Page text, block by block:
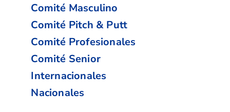
Comité Masculino
Comité Pitch & Putt
Comité Profesionales
Comité Senior
Internacionales
Nacionales